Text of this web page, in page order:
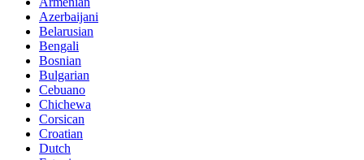
Azerbaijani
Belarusian
Bengali
Bosnian
Bulgarian
Cebuano
Chichewa
Corsican
Croatian
Dutch